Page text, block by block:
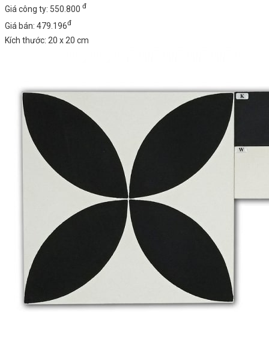
Giá công ty: 550.800 đ
Giá bán: 479.196đ
Kích thước: 20 x 20 cm